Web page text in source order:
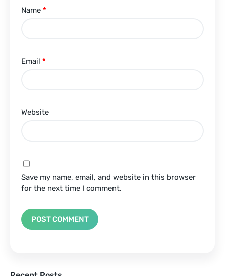
Name *
Email *
Website
Save my name, email, and website in this browser
for the next time I comment.